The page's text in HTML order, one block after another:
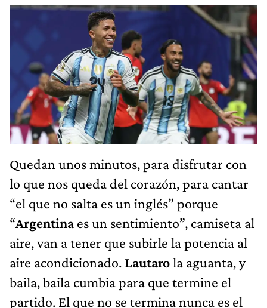
Quedan unos minutos, para disfrutar con
lo que nos queda del corazón, para cantar
“el que no salta es un inglés” porque
“Argentinaes un sentimiento”, camiseta al
aire, van a tener que subirle la potencia al
aire acondicionado. Lautarola aguanta, y
baila, baila cumbia para que termine el
partido. El que no se termina nunca es el